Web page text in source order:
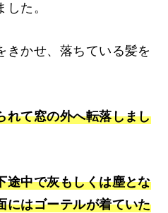
た。
きかせ、落ちている髪を
れて窓の外へ転落しまし
途中で灰もしくは塵とな
にはゴーテルが着ていた